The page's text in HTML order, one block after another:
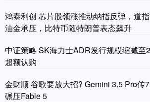
鸿泰利创 芯片股领涨推动纳指反弹，道
油金承压，比特币随特朗普表态飙升
中证策略 SK海力士ADR发行规模缩减至
超额认购
金财顺 谷歌要放大招? Gemini 3.5 Pro传
碾压Fable 5